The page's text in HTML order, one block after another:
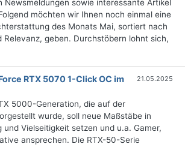
Newsmeldungen sowie interessante Artikel
möchten wir Ihnen noch einmal eine
des Monats Mai, sortiert nach
Relevanz, geben. Durchstöbern lohnt sich,
RTX 5070 1-Click OC im
21.05.2025
5000-Generation, die auf der
wurde, soll neue Maßstäbe in
und Vielseitigkeit setzen und u.a. Gamer,
ansprechen. Die RTX-50-Serie